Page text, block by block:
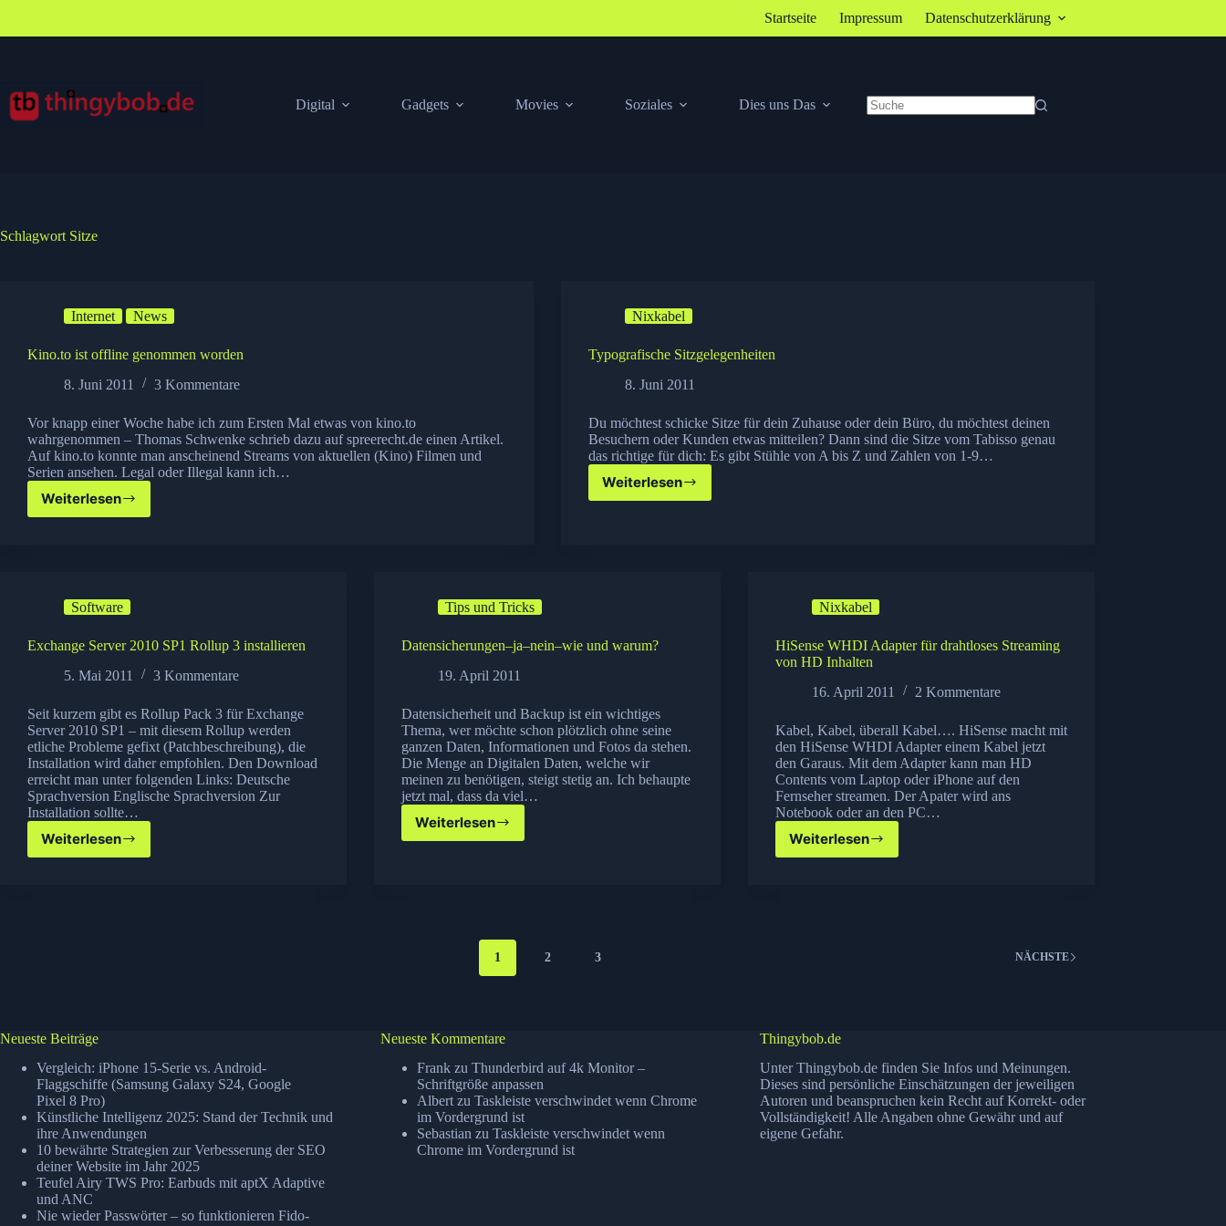
springen
Startseite Impressum Datenschutzerklärung
Digital Gadgets Movies Soziales
Dies uns Das
Schlagwort Sitze
Internet News
Kino.to ist offline genommen worden
8. Juni 2011
3 Kommentare
Vor knapp einer Woche habe ich zum Ersten Mal etwas von kino.to
wahrgenommen – Thomas Schwenke schrieb dazu auf spreerecht.de einen Artikel.
Auf kino.to konnte man anscheinend Streams von aktuellen (Kino) Filmen und
Serien ansehen. Legal oder Illegal kann ich…
Weiterlesen
Kino.to
Nixkabel
Typografische Sitzgelegenheiten
8. Juni 2011
Du möchtest schicke Sitze für dein Zuhause oder dein Büro, du möchtest deinen
Besuchern oder Kunden etwas mitteilen? Dann sind die Sitze vom Tabisso genau
das richtige für dich: Es gibt Stühle von A bis Z und Zahlen von 1-9…
WeiterlesenTypografische
Software
Exchange Server 2010 SP1 Rollup 3 installieren
5. Mai 2011
3 Kommentare
Seit kurzem gibt es Rollup Pack 3 für Exchange
Server 2010 SP1 – mit diesem Rollup werden
etliche Probleme gefixt (Patchbeschreibung), die
Installation wird daher empfohlen. Den Download
erreicht man unter folgenden Links: Deutsche
Sprachversion Englische Sprachversion Zur
Installation sollte…
Weiterlesen
Exchange
Server
Tips und Tricks
Datensicherungen–ja–nein–wie und warum?
19. April 2011
Datensicherheit und Backup ist ein wichtiges
Thema, wer möchte schon plötzlich ohne seine
ganzen Daten, Informationen und Fotos da stehen.
Die Menge an Digitalen Daten, welche wir
meinen zu benötigen, steigt stetig an. Ich behaupte
jetzt mal, dass da viel…
WeiterlesenDatensicherungen–
ja–
Nixkabel
HiSense WHDI Adapter für drahtloses Streaming
von HD Inhalten
16. April 2011
2 Kommentare
Kabel, Kabel, überall Kabel…. HiSense macht mit
den HiSense WHDI Adapter einem Kabel jetzt
den Garaus. Mit dem Adapter kann man HD
Contents vom Laptop oder iPhone auf den
Fernseher streamen. Der Apater wird ans
Notebook oder an den PC…
Weiterlesen
HiSense
WHDI
1 2 3 NÄCHSTE
Neueste Beiträge
Vergleich: iPhone 15-Serie vs. Android-
Flaggschiffe (Samsung Galaxy S24, Google
Pixel 8 Pro)
Künstliche Intelligenz 2025: Stand der Technik und
ihre Anwendungen
10 bewährte Strategien zur Verbesserung der SEO
deiner Website im Jahr 2025
Teufel Airy TWS Pro: Earbuds mit aptX Adaptive
und ANC
Nie wieder Passwörter – so funktionieren Fido-
Neueste Kommentare
Frankzu Thunderbird auf 4k Monitor –
Schriftgröße anpassen
Albertzu Taskleiste verschwindet wenn Chrome
im Vordergrund ist
Sebastian zu Taskleiste verschwindet wenn
Chrome im Vordergrund ist
Thingybob.de
Unter Thingybob.de finden Sie Infos und Meinungen.
Dieses sind persönliche Einschätzungen der jeweiligen
Autoren und beanspruchen kein Recht auf Korrekt- oder
Vollständigkeit! Alle Angaben ohne Gewähr und auf
eigene Gefahr.